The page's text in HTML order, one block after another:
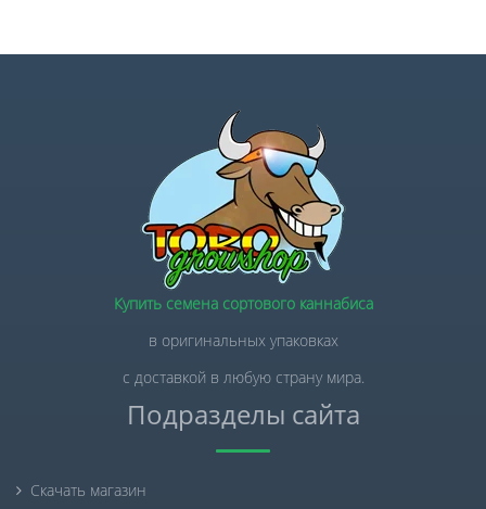
Купить семена сортового каннабиса
в оригинальных упаковках
с доставкой в любую страну мира.
Подразделы сайта
Скачать магазин